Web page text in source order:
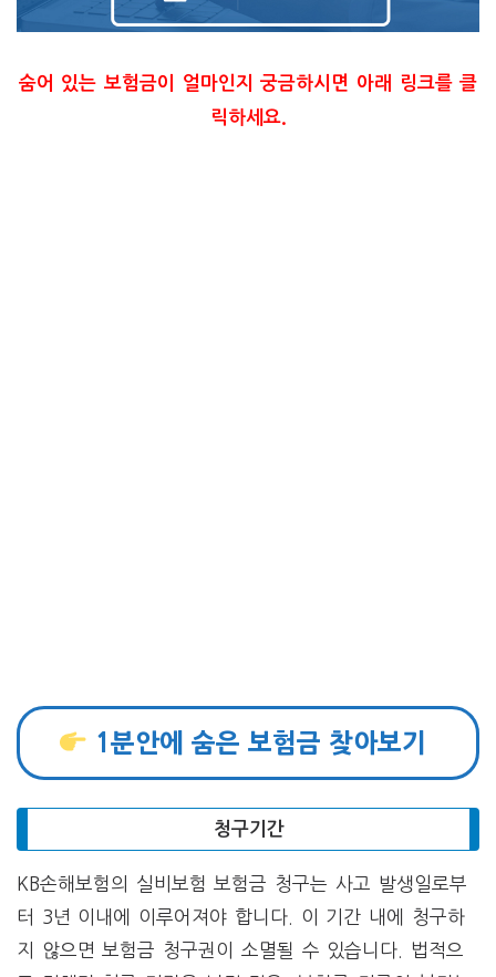
숨어 있는 보험금이 얼마인지 궁금하시면 아래 링크를 클
릭하세요.
1분안에 숨은 보험금 찾아보기
청구기간
KB손해보험의 실비보험 보험금 청구는 사고 발생일로부
터 3년 이내에 이루어져야 합니다. 이 기간 내에 청구하
지 않으면 보험금 청구권이 소멸될 수 있습니다. 법적으